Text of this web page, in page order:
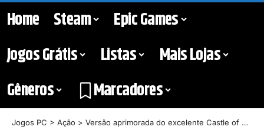
Home Steam
Epic Games
Jogos Grátis
Listas
Mais Lojas
Gêneros
Marcadores
Jogos PC > Ação > Versão aprimorada do excelente Castle of Heart vai ser lançada muito em breve